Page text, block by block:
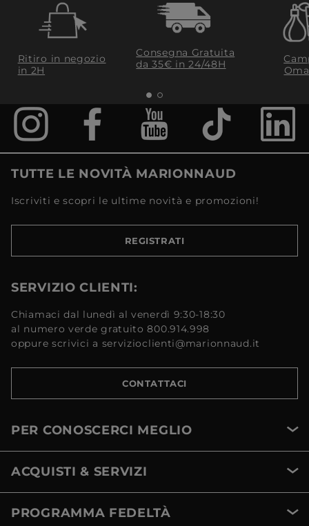
Ritiro in negozio
in 2H
Consegna Gratuita
da 35€​ in 24/48H
TUTTE LE NOVITÀ MARIONNAUD
Iscriviti e scopri le ultime novità e promozioni!
REGISTRATI
SERVIZIO CLIENTI:
Chiamaci dal lunedì al venerdì 9:30-18:30
al numero verde gratuito 800.914.998
oppure scrivici a servizioclienti@marionnaud.it
CONTATTACI
PER CONOSCERCI MEGLIO
ACQUISTI & SERVIZI
PROGRAMMA FEDELTÀ